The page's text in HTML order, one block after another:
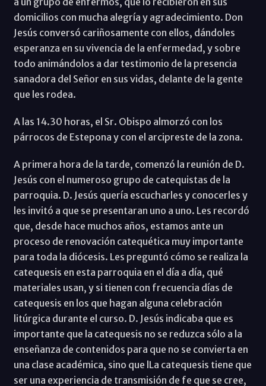
domicilios con mucha alegría y agradecimiento. Don
Jesús conversó cariñosamente con ellos, dándoles
esperanza en su vivencia de la enfermedad, y sobre
todo animándolos a dar testimonio de la presencia
sanadora del Señor en sus vidas, delante de la gente
que les rodea.
A las 14.30 horas, el Sr. Obispo almorzó con los
párrocos de Estepona y con el arcipreste de la zona.
A primera hora de la tarde, comenzó la reunión de D.
Jesús con el numeroso grupo de catequistas de la
parroquia. D. Jesús quería escucharles y conocerles y
les invitó a que se presentaran uno a uno. Les recordó
que, desde hace muchos años, estamos ante un
proceso de renovación catequética muy importante
para toda la diócesis. Les preguntó cómo se realiza la
catequesis en esta parroquia en el día a día, qué
materiales usan, y si tienen con frecuencia días de
catequesis en los que hagan alguna celebración
litúrgica durante el curso. D. Jesús indicaba que es
importante que la catequesis no se reduzca sólo a la
enseñanza de contenidos para que no se convierta en
una clase académica, sino que lLa catequesis tiene que
ser una experiencia de transmisión de fe que se cree,